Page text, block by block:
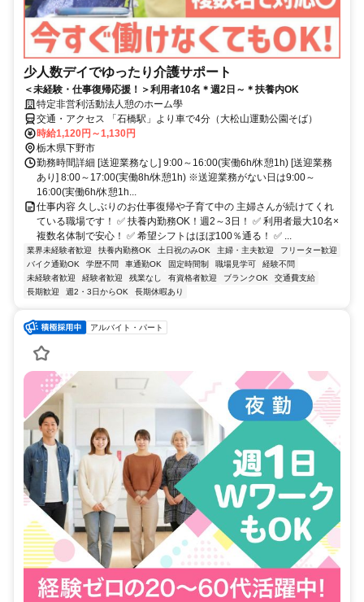
少人数デイでゆったり介護サポート
＜未経験・仕事復帰応援！＞利用者10名＊週2日～＊扶養内OK
特定非営利活動法人憩のホーム學
交通・アクセス 「石橋駅」より車で4分（大松山運動公園そば）
時給1,120円～1,130円
栃木県下野市
勤務時間詳細 [送迎業務なし] 9:00～16:00(実働6h/休憩1h) [送迎業務
あり] 8:00～17:00(実働8h/休憩1h) ※送迎業務がない日は9:00～
16:00(実働6h/休憩1h...
仕事内容 久しぶりのお仕事復帰や子育て中の 主婦さんが続けてくれ
ている職場です！ ✅ 扶養内勤務OK！週2～3日！ ✅ 利用者最大10名×
複数名体制で安心！ ✅ 希望シフトはほぼ100％通る！ ✅ ...
業界未経験者歓迎 扶養内勤務OK 土日祝のみOK 主婦・主夫歓迎
フリーター歓迎
バイク通勤OK
学歴不問 車通勤OK 固定時間制 職場見学可
経験不問
未経験者歓迎
経験者歓迎 残業なし 有資格者歓迎 ブランクOK
交通費支給
長期歓迎
週2・3日からOK 長期休暇あり
アルバイト・パート